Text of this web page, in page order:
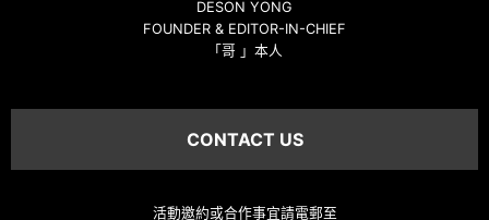
DESON YONG
FOUNDER & EDITOR-IN-CHIEF
「哥 」本人
CONTACT US
活動邀約或合作事宜請電郵至